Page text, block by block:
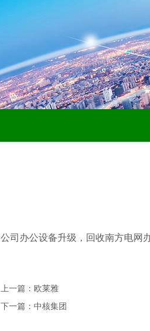
公司办公设备升级，回收南方电网
上一篇：欧莱雅
下一篇：中核集团